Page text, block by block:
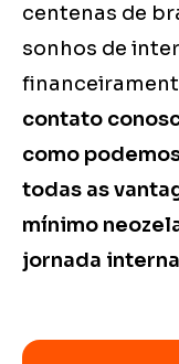
centenas de
sonhos de
contato
como
todas as
mínimo
jornada